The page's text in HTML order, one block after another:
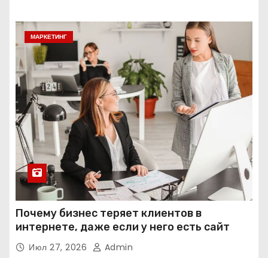
МАРКЕТИНГ
Почему бизнес теряет клиентов в
интернете, даже если у него есть сайт
Июл 27, 2026 Admin